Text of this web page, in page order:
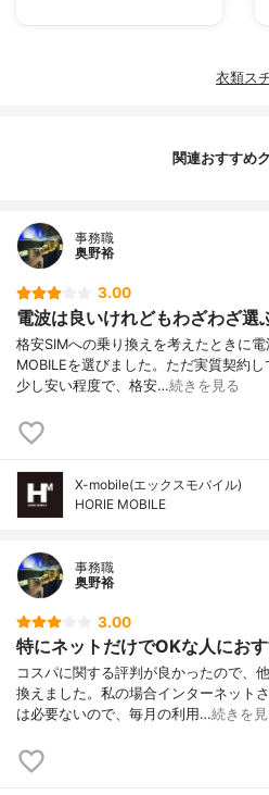
衣類ス
関連おすすめ
事務職
奥野裕
3.00
電波は良いけれどもわざわざ選
格安SIMへの乗り換えを考えたときに
MOBILEを選びました。ただ実質契約
少し安い程度で、格安…続きを見る
X-mobile(エックスモバイル)
HORIE MOBILE
事務職
奥野裕
3.00
特にネットだけでOKな人にお
コスパに関する評判が良かったので、
換えました。私の場合インターネット
は必要ないので、毎月の利用…続きを